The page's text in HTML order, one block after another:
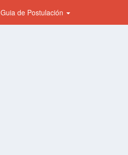
Guia de Postulación